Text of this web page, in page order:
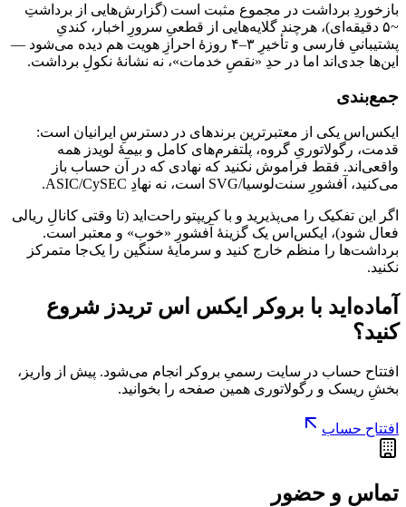
بازخوردِ برداشت در مجموع مثبت است (گزارش‌هایی از برداشتِ
~۵ دقیقه‌ای)، هرچند گلایه‌هایی از قطعیِ سرورِ اخبار، کندیِ
پشتیبانیِ فارسی و تأخیرِ ۳–۴ روزهٔ احرازِ هویت هم دیده می‌شود —
این‌ها جدی‌اند اما در حدِ «نقصِ خدمات»، نه نشانهٔ نکولِ برداشت.
جمع‌بندی
ایکس‌اس یکی از معتبرترین برندهای در دسترسِ ایرانیان است:
قدمت، رگولاتوریِ گروه، پلتفرم‌های کامل و بیمهٔ لویدز همه
واقعی‌اند. فقط فراموش نکنید که نهادی که در آن حساب باز
می‌کنید، آفشورِ سنت‌لوسیا/SVG است، نه نهادِ ASIC/CySEC.
اگر این تفکیک را می‌پذیرید و با کریپتو راحت‌اید (تا وقتی کانالِ ریالی
فعال شود)، ایکس‌اس یک گزینهٔ آفشورِ «خوب» و معتبر است.
برداشت‌ها را منظم خارج کنید و سرمایهٔ سنگین را یک‌جا متمرکز
نکنید.
آماده‌اید با بروکر ایکس اس تریدز شروع
کنید؟
افتتاح حساب در سایت رسمیِ بروکر
انجام می‌شود. پیش از واریز،
بخشِ ریسک و رگولاتوری همین صفحه را بخوانید.
افتتاح حساب
تماس و حضور